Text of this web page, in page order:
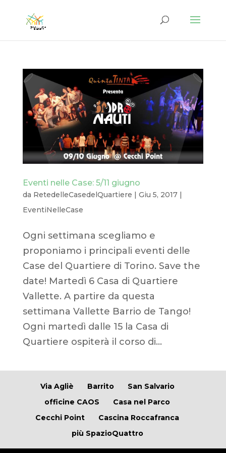
Eventi nelle Case: 5/11 giugno
da RetedelleCasedelQuartiere | Giu 5, 2017|
EventiNelleCase
Ogni settimana scegliamo e
proponiamo i principali eventi delle
Case del Quartiere di Torino. Save the
date! Martedì 6 Casa di Quartiere
Vallette. A partire da questa
settimana Vallette Barrio de Tango!
Ogni martedì dalle 15 la Casa di
Quartiere ospiterà il corso di...
Via Agliè Barrito
San Salvario
officine CAOS
Casa nel Parco
Cecchi Point
Cascina Roccafranca
più SpazioQuattro